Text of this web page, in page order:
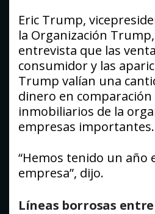
Eric Trump,
la Organización
entrevista que las
consumidor y las
Trump valían una
dinero en
inmobiliarios de la
empresas importantes.
“Hemos tenido un año
empresa”, dijo.
Líneas borrosas